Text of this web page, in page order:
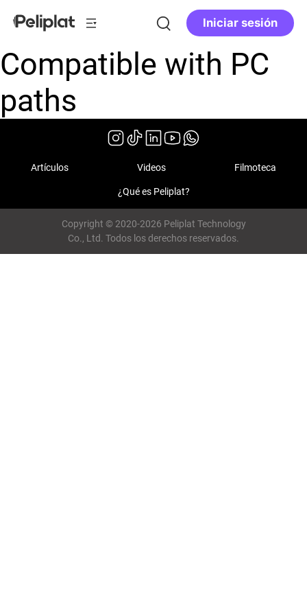
Iniciar sesión
Compatible with PC
paths
Artículos Videos Filmoteca
¿Qué es Peliplat?
Copyright © 2020-2026 Peliplat Technology
Co., Ltd. Todos los derechos reservados.